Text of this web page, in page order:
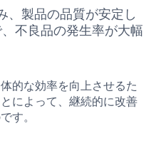
、製品の品質が安定し
不良品の発生率が大幅
的な効率を向上させるた
によって、継続的に改善
す。